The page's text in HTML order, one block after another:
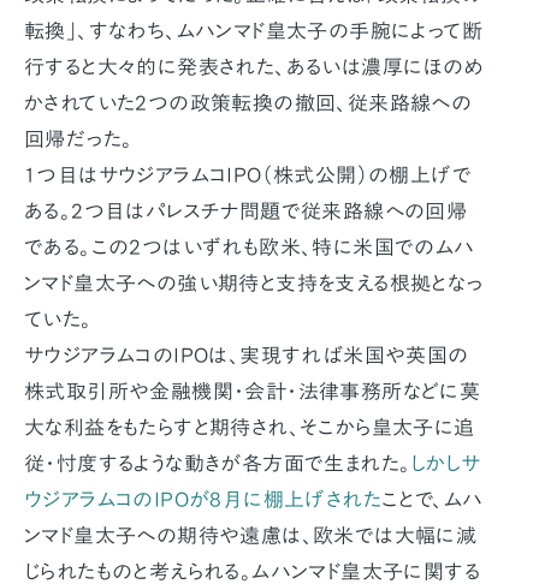
転換」、すなわち、ムハンマド皇太子の手腕によって断
行すると大々的に発表された、あるいは濃厚にほのめ
かされていた2つの政策転換の撤回、従来路線への
回帰だった。
1つ目はサウジアラムコIPO（株式公開）の棚上げで
ある。2つ目はパレスチナ問題で従来路線への回帰
である。この2つはいずれも欧米、特に米国でのムハ
ンマド皇太子への強い期待と支持を支える根拠となっ
ていた。
サウジアラムコのIPOは、実現すれば米国や英国の
株式取引所や金融機関・会計・法律事務所などに莫
大な利益をもたらすと期待され、そこから皇太子に追
従・忖度するような動きが各方面で生まれた。 しかしサ
ウジアラムコのIPOが8月に棚上げされたことで、ムハ
ンマド皇太子への期待や遠慮は、欧米では大幅に減
じられたものと考えられる。ムハンマド皇太子に関する